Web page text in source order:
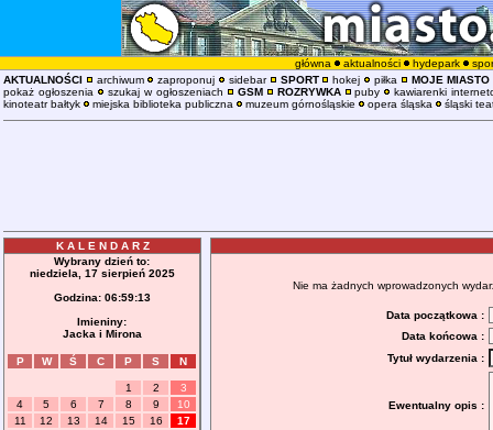
główna aktualności hydepark
AKTUALNOŚCI
archiwum zaproponuj sidebar SPORT hokej piłka
MOJE MIASTO
pokaż ogłoszenia
szukaj w ogłoszeniach GSM ROZRYWKA puby
kawiarenki
kinoteatr bałtyk
miejska biblioteka publiczna muzeum górnośląskie opera śląska śląski
K A L E N D A R Z
Wybrany dzień to:
niedziela, 17 sierpień 2025
Godzina: 06:59:14
Imieniny:
Jacka i Mirona
P W Ś C P S N
1 2
3
4
5 6 7 8 9
10
11
12 13 14 15 16
17
Nie ma żadnych wprowadzonych
Data początkowa :
Data końcowa :
Tytuł wydarzenia :
Ewentualny opis :